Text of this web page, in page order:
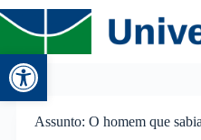
Abrir a barra de
Assunto O homem que